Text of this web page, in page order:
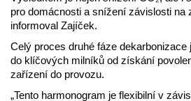
pro domácnosti a snížení závislosti na
informoval Zajíček.
Celý proces druhé fáze dekarbonizace
do klíčových milníků od získání
zařízení do provozu.
„Tento harmonogram je flexibilní v